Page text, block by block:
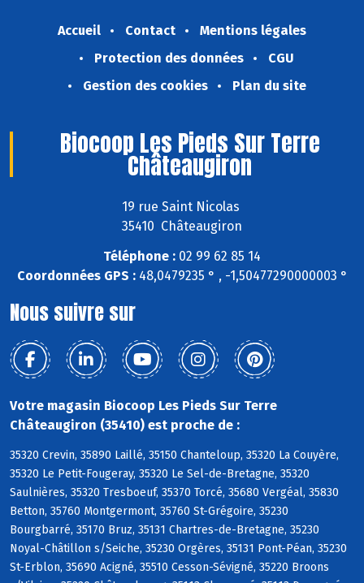
Accueil Contact
Mentions légales
Protection des données
CGU
Gestion des cookies
Plan du site
Biocoop Les Pieds Sur Terre
Châteaugiron
19 rue Saint Nicolas
35410 Châteaugiron
Téléphone : 02 99 62 85 14
Coordonnées GPS :48,0479235 ° , -1,50477290000003 °
Nous suivre sur
Votre magasin Biocoop Les Pieds Sur Terre
Châteaugiron (35410) est proche de :
35320 Crevin, 35890 Laillé, 35150 Chanteloup, 35320 La Couyère,
35320 Le Petit-Fougeray, 35320 Le Sel-de-Bretagne, 35320
Saulnières, 35320 Tresboeuf, 35370 Torcé, 35680 Vergéal, 35830
Betton, 35760 Montgermont, 35760 St-Grégoire, 35230
Bourgbarré, 35170 Bruz, 35131 Chartres-de-Bretagne, 35230
Noyal-Châtillon s/Seiche, 35230 Orgères, 35131 Pont-Péan, 35230
St-Erblon, 35690 Acigné, 35510 Cesson-Sévigné, 35220 Broons